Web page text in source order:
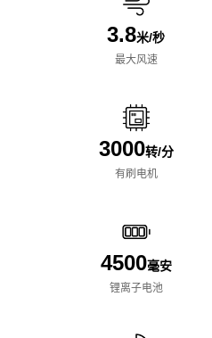
3.8米/秒
最大风速
3000转/分
有刷电机
4500毫安
锂离子电池